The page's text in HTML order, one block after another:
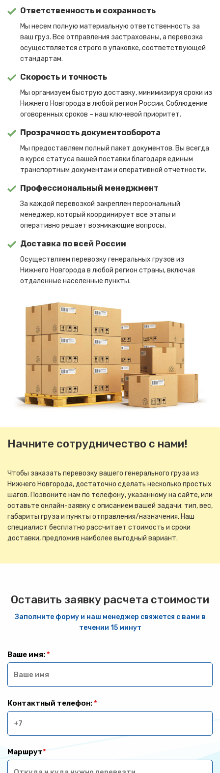
Ответственность и сохранность
Мы несем полную материальную ответственность за
ваш груз. Все отправления застрахованы, а перевозка
осуществляется строго в упаковке, соответствующей
стандартам.
Скорость и точность
Мы организуем быструю доставку, минимизируя сроки из
Нижнего Новгорода в любой регион России. Соблюдение
оговоренных сроков – наш ключевой приоритет.
Прозрачность документооборота
Мы предоставляем полный пакет документов. Вы всегда
в курсе статуса вашей поставки благодаря единым
транспортным документам и оперативной отчетности.
Профессиональный менеджмент
За каждой перевозкой закреплен персональный
менеджер, который координирует все этапы и
оперативно решает возникающие вопросы.
Доставка по всей России
Осуществляем перевозку генеральных грузов из
Нижнего Новгорода в любой регион страны, включая
отдаленные населенные пункты.
Начните сотрудничество с нами!
Чтобы заказать перевозку вашего генерального груза из
Нижнего Новгорода, достаточно сделать несколько простых
шагов. Позвоните нам по телефону, указанному на сайте, или
оставьте онлайн-заявку с описанием вашей задачи: тип, вес,
габариты груза и пункты отправления/назначения. Наш
специалист бесплатно рассчитает стоимость и сроки
доставки, предложив наиболее выгодный вариант.
Оставить заявку расчета стоимости
Заполните форму и наш менеджер свяжется с вами в
течении 15 минут
Ваше имя:*
Контактный телефон:*
Маршрут*